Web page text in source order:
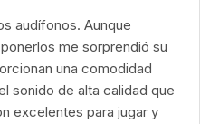
audífonos. Aunque
me sorprendió su
una comodidad
sonido de alta calidad que
excelentes para jugar y